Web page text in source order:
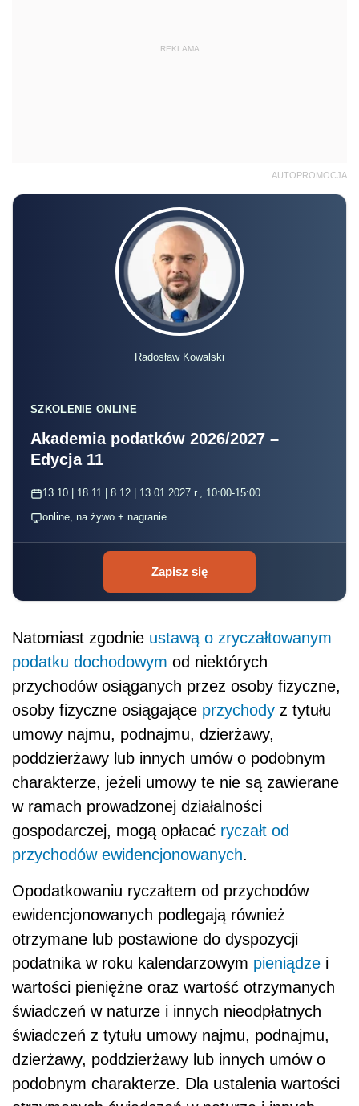
REKLAMA
AUTOPROMOCJA
Radosław Kowalski
SZKOLENIE ONLINE
Akademia podatków 2026/2027 –
Edycja 11
13.10 | 18.11 | 8.12 | 13.01.2027 r., 10:00-15:00
online, na żywo + nagranie
Zapisz się
Natomiast zgodnie ustawą o zryczałtowanym
podatku dochodowym od niektórych
przychodów osiąganych przez osoby fizyczne,
osoby fizyczne osiągające przychody z tytułu
umowy najmu, podnajmu, dzierżawy,
poddzierżawy lub innych umów o podobnym
charakterze, jeżeli umowy te nie są zawierane
w ramach prowadzonej działalności
gospodarczej, mogą opłacać ryczałt od
przychodów ewidencjonowanych.
Opodatkowaniu ryczałtem od przychodów
ewidencjonowanych podlegają również
otrzymane lub postawione do dyspozycji
podatnika w roku kalendarzowym pieniądze i
wartości pieniężne oraz wartość otrzymanych
świadczeń w naturze i innych nieodpłatnych
świadczeń z tytułu umowy najmu, podnajmu,
dzierżawy, poddzierżawy lub innych umów o
podobnym charakterze. Dla ustalenia wartości